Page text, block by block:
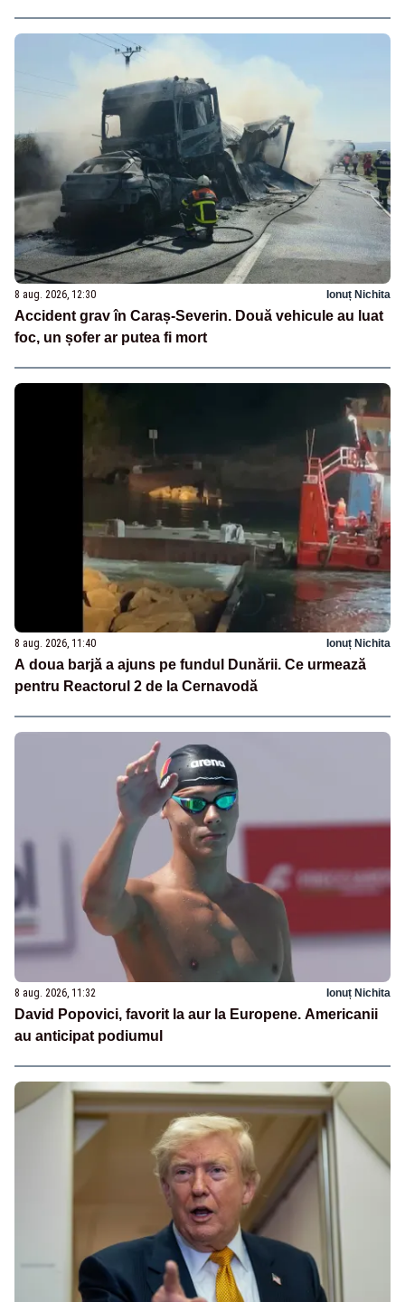
8 aug. 2026, 12:30 Ionuț Nichita
Accident grav în Caraș-Severin. Două vehicule au luat
foc, un șofer ar putea fi mort
8 aug. 2026, 11:40 Ionuț Nichita
A doua barjă a ajuns pe fundul Dunării. Ce urmează
pentru Reactorul 2 de la Cernavodă
8 aug. 2026, 11:32 Ionuț Nichita
David Popovici, favorit la aur la Europene. Americanii
au anticipat podiumul